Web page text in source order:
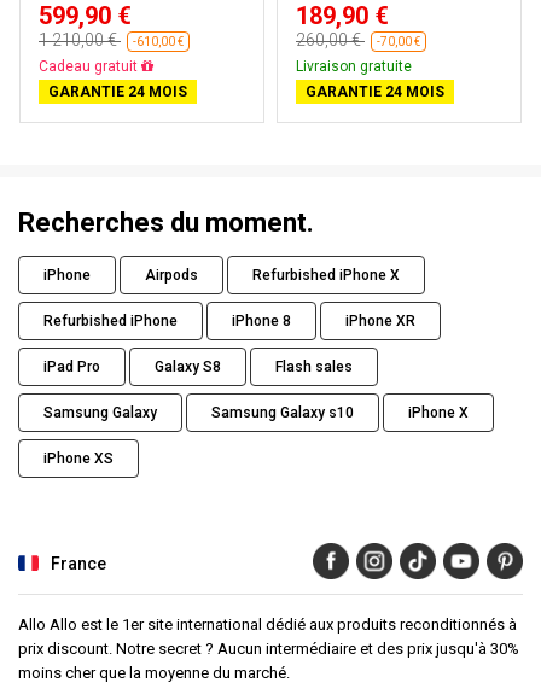
599,90 €
1 210,00 € -610,00 €
Cadeau gratuit
GARANTIE 24 MOIS
189,90 €
260,00 € -70,00 €
Livraison gratuite
GARANTIE 24 MOIS
Recherches du moment.
iPhone Airpods Refurbished iPhone X
Refurbished iPhone iPhone 8 iPhone XR
iPad Pro Galaxy S8 Flash sales
Samsung Galaxy Samsung Galaxy s10 iPhone X
iPhone XS
France
Allo Allo est le 1er site international dédié aux produits reconditionnés à
prix discount. Notre secret ? Aucun intermédiaire et des prix jusqu'à 30%
moins cher que la moyenne du marché.